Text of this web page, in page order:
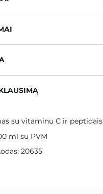
su vitaminu C ir peptidais
ml su PVM
20635